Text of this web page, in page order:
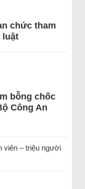
chức tham
luật
bỗng chốc
Công An
viên – triệu người